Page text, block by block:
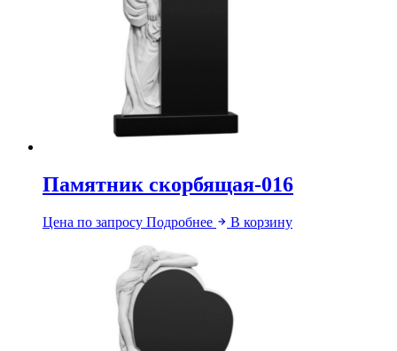
Памятник скорбящая-016
Цена по запросу Подробнее В корзину